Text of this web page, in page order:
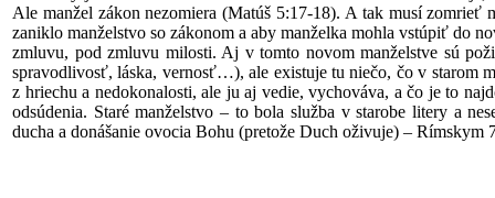
Ale manžel zákon nezomiera (Matúš 5:17-18). A tak musí zomrieť
zaniklo manželstvo so zákonom a aby manželka mohla vstúpiť do
zmluvu, pod zmluvu milosti. Aj v tomto novom manželstve sú
spravodlivosť, láska, vernosť…), ale existuje tu niečo, čo v starom
z hriechu a nedokonalosti, ale ju aj vedie, vychováva, a čo je to
odsúdenia. Staré manželstvo – to bola služba v starobe litery a
ducha a donášanie ovocia Bohu (pretože Duch oživuje) – Rímskym